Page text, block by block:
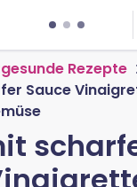
Rezepte
Sauce